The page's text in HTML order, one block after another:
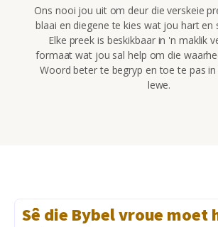
Ons nooi jou uit om deur die verskeie
blaai en diegene te kies wat jou hart en
Elke preek is beskikbaar in 'n maklik
formaat wat jou sal help om die
Woord beter te begryp en toe te pas
lewe.
Sê die Bybel vroue moet